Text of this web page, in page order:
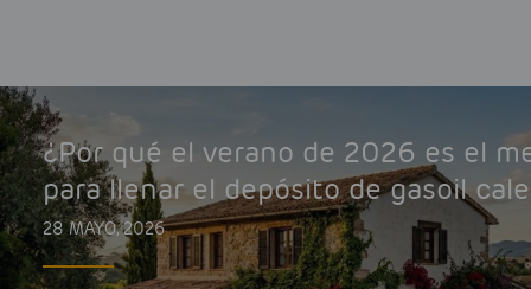
¿Por qué el verano de 2026 es el
para llenar el depósito de gasoil
28 MAYO, 2026